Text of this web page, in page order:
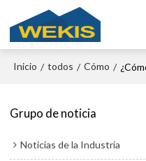
Inicio / todos / Cómo /
Grupo de noticia
Noticias de la Industria